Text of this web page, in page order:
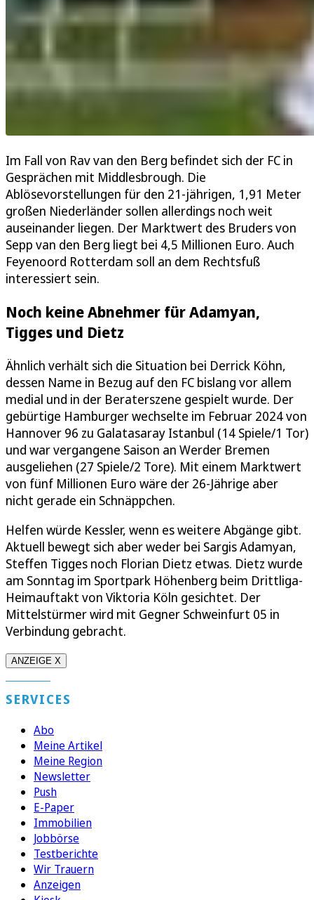
Im Fall von Rav van den Berg befindet sich der FC in
Gesprächen mit Middlesbrough. Die
Ablösevorstellungen für den 21-jährigen, 1,91 Meter
großen Niederländer sollen allerdings noch weit
auseinander liegen. Der Marktwert des Bruders von
Sepp van den Berg liegt bei 4,5 Millionen Euro. Auch
Feyenoord Rotterdam soll an dem Rechtsfuß
interessiert sein.
Noch keine Abnehmer für Adamyan,
Tigges und Dietz
Ähnlich verhält sich die Situation bei Derrick Köhn,
dessen Name in Bezug auf den FC bislang vor allem
medial und in der Beraterszene gespielt wurde. Der
gebürtige Hamburger wechselte im Februar 2024 von
Hannover 96 zu Galatasaray Istanbul (14 Spiele/1 Tor)
und war vergangene Saison an Werder Bremen
ausgeliehen (27 Spiele/2 Tore). Mit einem Marktwert
von fünf Millionen Euro wäre der 26-Jährige aber
nicht gerade ein Schnäppchen.
Helfen würde Kessler, wenn es weitere Abgänge gibt.
Aktuell bewegt sich aber weder bei Sargis Adamyan,
Steffen Tigges noch Florian Dietz etwas. Dietz wurde
am Sonntag im Sportpark Höhenberg beim Drittliga-
Heimauftakt von Viktoria Köln gesichtet. Der
Mittelstürmer wird mit Gegner Schweinfurt 05 in
Verbindung gebracht.
ANZEIGE X
SERVICES
Abo
Meine Artikel
Meine Region
Newsletter
Push
E-Paper
Immobilien
Jobbörse
Testberichte
Wir Trauern
Anzeigen